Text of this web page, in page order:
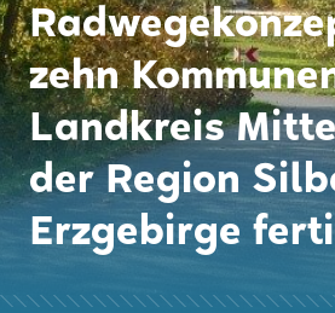
zehn
Landkreis
der Region
Erzgebirge